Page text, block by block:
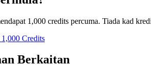
1,000 credits percuma. Tiada kad
Credits
Berkaitan